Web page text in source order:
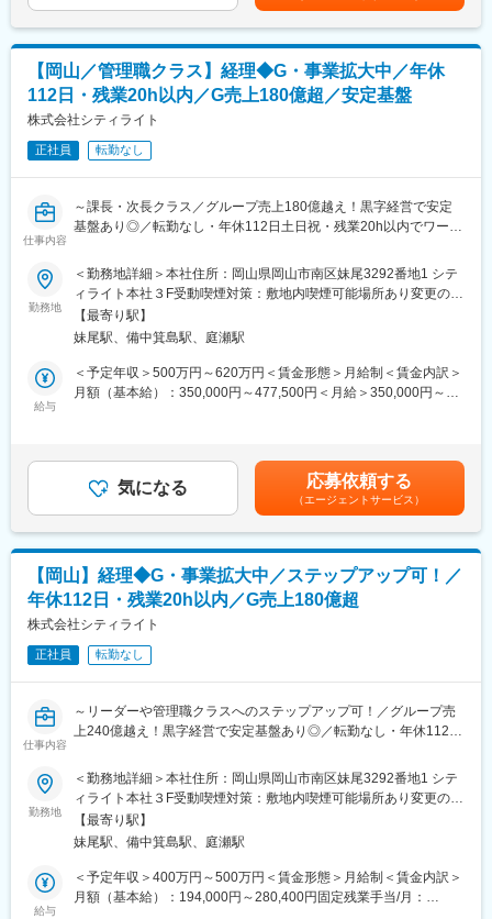
ど、経験や役職に合わせた研修を適宜実施しています。
※女性管理職が多数活躍しています。
変更の範囲：本文参照
・在庫管理、売り場づくり、POP作成
・KPI管理・数値振り返り
・店舗会議・研修への参加
・キャンペーン企画など、集客に向けた取り組み
■教育体制：
入社後1ヶ月は店舗での実践研修を実施。サービス知識・業務の流
れなど基礎から学べ、楽天グループ共通のeラーニングでビジネス
スキルの習得も可能。未経験でも安心してスタートできる環境で
す。
■このポジションの魅力：
◇未経験でも成長しやすいシンプルなオペレーション
料金体系が他キャリアよりシンプル覚えやすく、提案力を磨きや
すい環境です。そのため、未経験からでも短期間で成長しやす
◇事業づくりに携われるやりがい
後発キャリアだからこそ柔軟で風通しがよく、改善提案や企画が
スタッフから店長を経てRSV（スーパーバイザー）へステップア
ップが可能です。RSV経験後はマネジメントや本部への異動の道
もあり、長期的にキャリア形成ができます。まずは入社後1年で店
長昇格を目指していただきます。
■組織構成：
1店舗あたり店長1名、スタッフ5～15名で運営。チームワークを
重視し、相談しやすく協力し合える職場環境です。
で、事業運営に必要な企画、立ち上げ、コンサルティング、オペ
レーション管理、システム・インフラ整備までを一括して提供し
変更の範囲：会社の定める業務
【岡山／管理職クラス】経理◆G・事業拡大中／年休
112日・残業20h以内／G売上180億超／安定基盤
株式会社シティライト
正社員 転勤なし
仕事内容
～課長・次長クラス／グループ売上180億越え！黒字経営で安定
基盤あり◎／転勤なし・年休112日土日祝・残業20h以内でワーク
域スポーツ支援やサステナビリティにも！～
■職務概要：
グループ・事業を拡大していくにあたり、シティライトグループ
の頭脳となる本社管理部門 経理スタッフを募集いたします。
管理職（ご経験に応じて管理職候補）としてご入社後いただき、
マネジメントやDX化など、経理部をけん引いただける方を求めて
います。
・年次決算、月次決算
・メンバーのマネジメント・育成
・月次業務の仕組みを見直し、IT化も図り、次の打ち手のために
・数字を根拠として適正在庫量を弾き、適正なキャッシュフロー
の確保
・経費予算の統制、管理
・税理士、公認会計士との連携
（2）グループ内資金管理
・グループ各社の経理を把握し、グループファイナンスの効果を
高める
・銀行との関係構築と交渉
■組織構成：
所属しております。
■働き方：
年休112日・土日祝休
転勤無し
育産休実績あり／家族手当など子育て支援あり
勤務地
＜勤務地詳細＞本社住所：岡山県岡山市南区妹尾3292番地1 シテ
ィライト本社３F受動喫煙対策：敷地内喫煙可能場所あり変更の範
囲：本文参照
【最寄り駅】
妹尾駅、備中箕島駅、庭瀬駅
給与
＜予定年収＞500万円～620万円＜賃金形態＞月給制＜賃金内訳＞
月額（基本給）：350,000円～477,500円＜月給＞350,000円～
気になる 応募依頼する
（エージェントサービス）
【岡山】経理◆G・事業拡大中／ステップアップ可！／
年休112日・残業20h以内／G売上180億超
株式会社シティライト
正社員 転勤なし
仕事内容
～リーダーや管理職クラスへのステップアップ可！／グループ売
上240億越え！黒字経営で安定基盤あり◎／転勤なし・年休112日
デジタル化・DX推進のほか、地域スポーツ支援やサステナビリテ
ィにも！～
■職務概要：
グループ・事業を拡大していくにあたり、シティライトグループ
の本社管理部門経理スタッフを募集いたします。
■職務詳細：
勤務地
＜勤務地詳細＞本社住所：岡山県岡山市南区妹尾3292番地1 シテ
ィライト本社３F受動喫煙対策：敷地内喫煙可能場所あり変更の範
囲：本文参照
【最寄り駅】
妹尾駅、備中箕島駅、庭瀬駅
給与
＜予定年収＞400万円～500万円＜賃金形態＞月給制＜賃金内訳＞
月額（基本給）：194,000円～280,400円固定残業手当/月：